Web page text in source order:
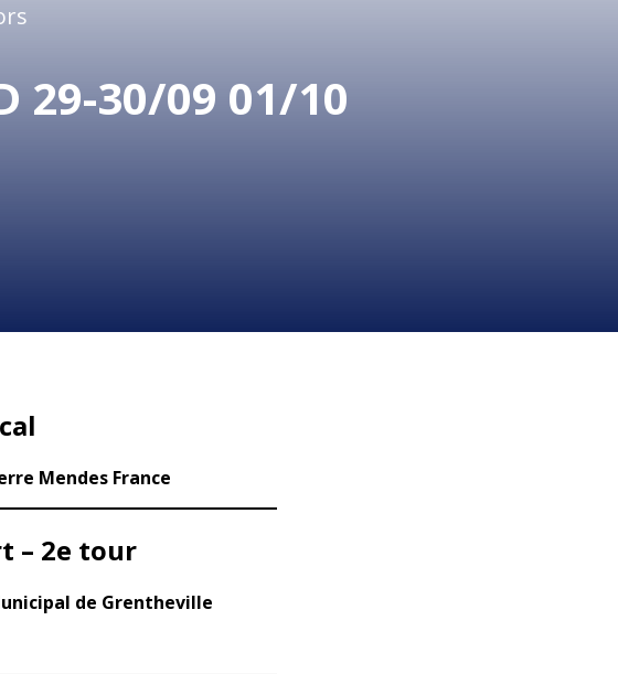
29-30/09 01/10
Mendes France
– 2e tour
de Grentheville